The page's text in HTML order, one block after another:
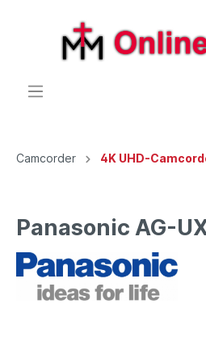
Camcorder 4K UHD-
Panasonic AG-